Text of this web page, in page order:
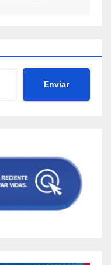
Envíar